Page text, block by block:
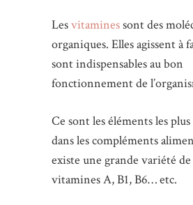
Lesvitaminessont des
organiques. Elles agissent à
sont indispensables au bon
fonctionnement de
Ce sont les éléments les
dans les compléments
existe une grande variété
vitamines A, B1, B6… etc.